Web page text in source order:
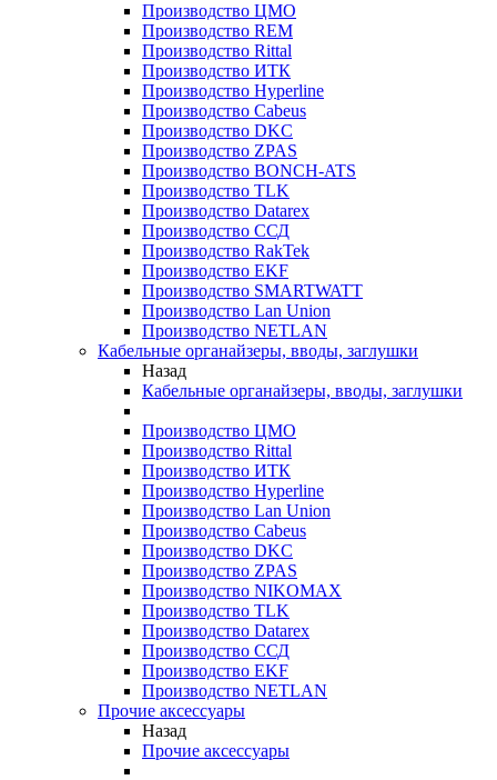
Производство ЦМО
Производство REM
Производство Rittal
Производство ИТК
Производство Hyperline
Производство Cabeus
Производство DKC
Производство ZPAS
Производство BONCH-ATS
Производство TLK
Производство Datarex
Производство ССД
Производство RakTek
Производство EKF
Производство SMARTWATT
Производство Lan Union
Производство NETLAN
Кабельные органайзеры, вводы, заглушки
Назад
Кабельные органайзеры, вводы, заглушки
Производство ЦМО
Производство Rittal
Производство ИТК
Производство Hyperline
Производство Lan Union
Производство Cabeus
Производство DKC
Производство ZPAS
Производство NIKOMAX
Производство TLK
Производство Datarex
Производство ССД
Производство EKF
Производство NETLAN
Прочие аксеcсуары
Назад
Прочие аксеcсуары